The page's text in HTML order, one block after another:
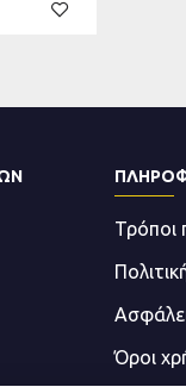
Τρόποι
Όροι